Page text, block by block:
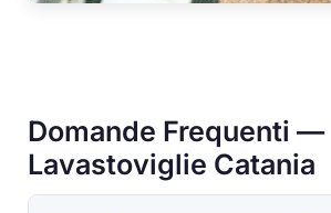
Domande Frequenti —
Lavastoviglie Catania